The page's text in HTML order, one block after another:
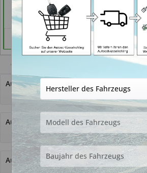
Cabrio
Autoschlüssel mit Funk
Autoschlüssel ohne Funk
Autoschlüsselgehäuse und Zubehör